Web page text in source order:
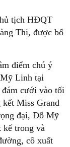
tịch HĐQT
Thi, được bổ
điểm chú ý
Linh tại
cưới vào tối
Miss Grand
đại, Đỗ Mỹ
kế trong và
cô xuất